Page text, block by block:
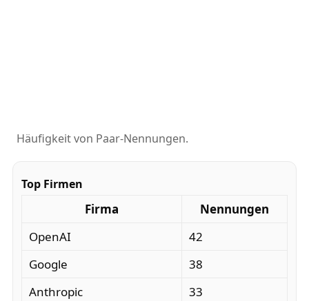
Häufigkeit von Paar-Nennungen.
Top Firmen
Firma
Nennungen
OpenAI
42
Google
38
Anthropic
33